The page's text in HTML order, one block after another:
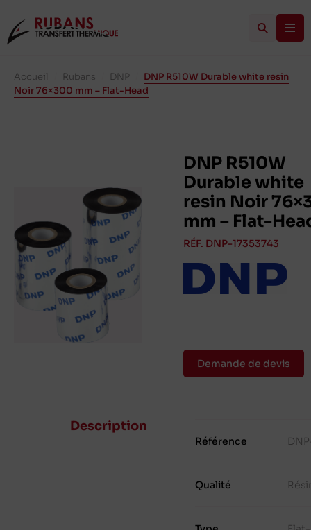
Accueil Rubans DNP
DNP R510W Durable white resin
Noir 76×300 mm – Flat-Head
DNP R510W
Durable white
resin Noir
mm – Flat-
RÉF. DNP-17353743
Demande de devis
Description
Référence
Qualité